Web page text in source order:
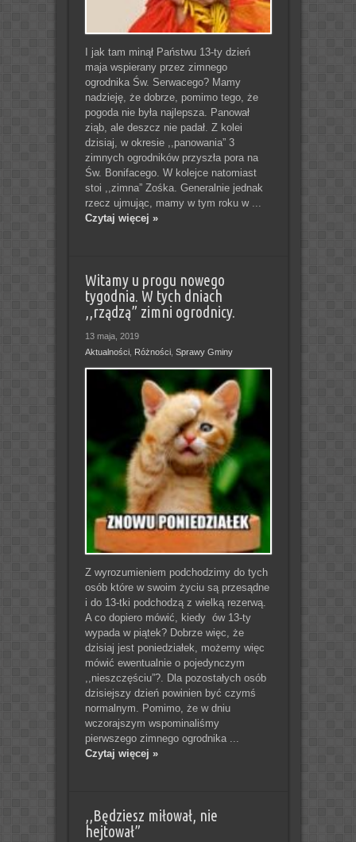
I jak tam minął Państwu 13-ty dzień
maja wspierany przez zimnego
ogrodnika Św. Serwacego? Mamy
nadzieję, że dobrze, pomimo tego, że
pogoda nie była najlepsza. Panował
ziąb, ale deszcz nie padał. Z kolei
dzisiaj, w okresie ,,panowania” 3
zimnych ogrodników przyszła pora na
Św. Bonifacego. W kolejce natomiast
stoi ,,zimna” Zośka. Generalnie jednak
rzecz ujmując, mamy w tym roku w ...
Czytaj więcej »
Witamy u progu nowego
tygodnia. W tych dniach
,,rządzą” zimni ogrodnicy.
13 maja, 2019
Aktualności, Różności, Sprawy Gminy
Z wyrozumieniem podchodzimy do tych
osób które w swoim życiu są przesądne
i do 13-tki podchodzą z wielką rezerwą.
A co dopiero mówić, kiedy ów 13-ty
wypada w piątek? Dobrze więc, że
dzisiaj jest poniedziałek, możemy więc
mówić ewentualnie o pojedynczym
,,nieszczęściu”?. Dla pozostałych osób
dzisiejszy dzień powinien być czymś
normalnym. Pomimo, że w dniu
wczorajszym wspominaliśmy
pierwszego zimnego ogrodnika ...
Czytaj więcej »
,,Będziesz miłował, nie
hejtował”